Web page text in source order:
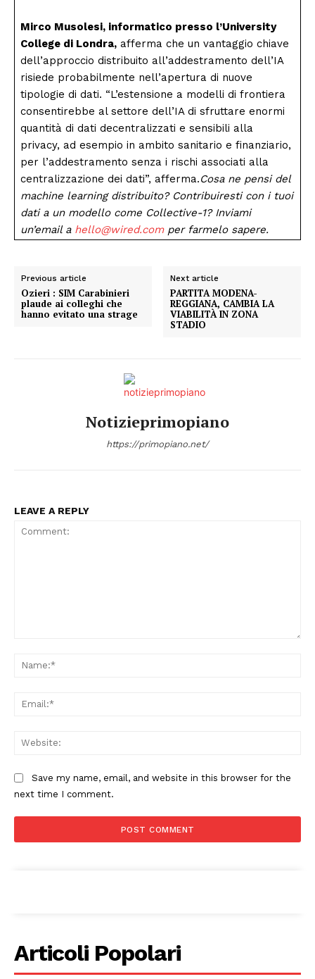
Condividi
Menu
AREEINTERNE
Canale TV 70/80/90
CONTENUTI
ECONOMIA
SPORT
Mirco Musolesi, informatico presso l’University
College di Londra, afferma che un vantaggio chiave
dell’approccio distribuito all’addestramento dell’IA
risiede probabilmente nell’apertura di nuove
tipologie di dati. “L’estensione a modelli di frontiera
consentirebbe al settore dell’IA di sfruttare enormi
quantità di dati decentralizzati e sensibili alla
privacy, ad esempio in ambito sanitario e finanziario,
per l’addestramento senza i rischi associati alla
centralizzazione dei dati”, afferma.Cosa ne pensi del
machine learning distribuito? Contribuiresti con i tuoi
dati a un modello come Collective-1? Inviami
un’email a hello@wired.comper farmelo sapere.
Previous article
Ozieri : SIM Carabinieri
plaude ai colleghi che
hanno evitato una strage
Next article
PARTITA MODENA-
REGGIANA, CAMBIA LA
VIABILITÀ IN ZONA
STADIO
Notizieprimopiano
https://primopiano.net/
LEAVE A REPLY
Save my name, email, and website in this browser for the
next time I comment.
Articoli Popolari